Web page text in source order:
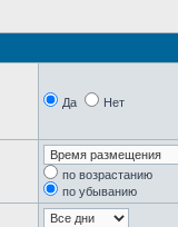
Да Нет
по возрастанию
по убыванию